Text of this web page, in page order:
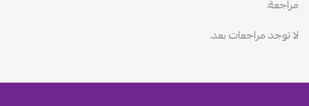
لا توجد مراجعات بعد.
مراجعة.